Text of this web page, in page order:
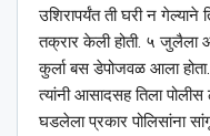
उशिरापर्यंत ती घरी न गेल्याने
तक्रार केली होती. ५ जुलैला
कुर्ला बस डेपोजवळ आला
त्यांनी आसादसह तिला पोलीस
घडलेला प्रकार पोलिसांना